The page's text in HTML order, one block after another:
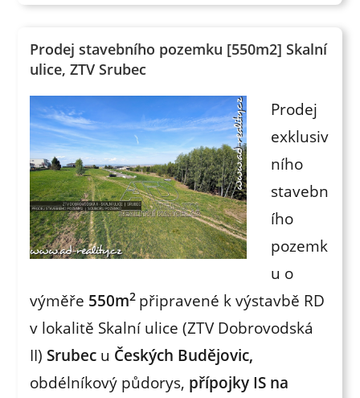
Prodej stavebního pozemku [550m2] Skalní
ulice, ZTV Srubec
Prodej
exklusiv
ního
stavebn
ího
pozemk
u o
výměře 550m2 připravené k výstavbě RD
v lokalitě Skalní ulice (ZTV Dobrovodská
II) Srubec u Českých Budějovic,
obdélníkový půdorys, přípojky IS na